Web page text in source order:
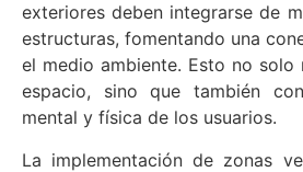
exteriores deben integrarse de
estructuras, fomentando una
el medio ambiente. Esto no solo
espacio, sino que también
mental y física de los usuarios.
La implementación de zonas